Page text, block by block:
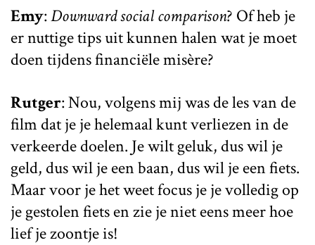
Emy:Downward social comparison? Of heb je
er nuttige tips uit kunnen halen wat je moet
doen tijdens financiële misère?
Rutger: Nou, volgens mij was de les van de
film dat je je helemaal kunt verliezen in de
verkeerde doelen. Je wilt geluk, dus wil je
geld, dus wil je een baan, dus wil je een fiets.
Maar voor je het weet focus je je volledig op
je gestolen fiets en zie je niet eens meer hoe
lief je zoontje is!